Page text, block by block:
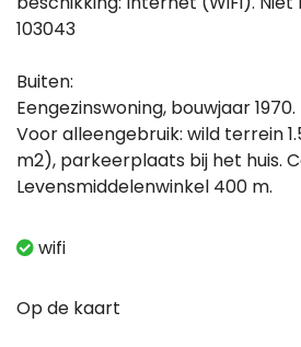
103043
Buiten:
Eengezinswoning, bouwjaar
Voor alleengebruik: wild terrein
m2), parkeerplaats bij het huis.
Levensmiddelenwinkel 400 m.
wifi
Op de kaart